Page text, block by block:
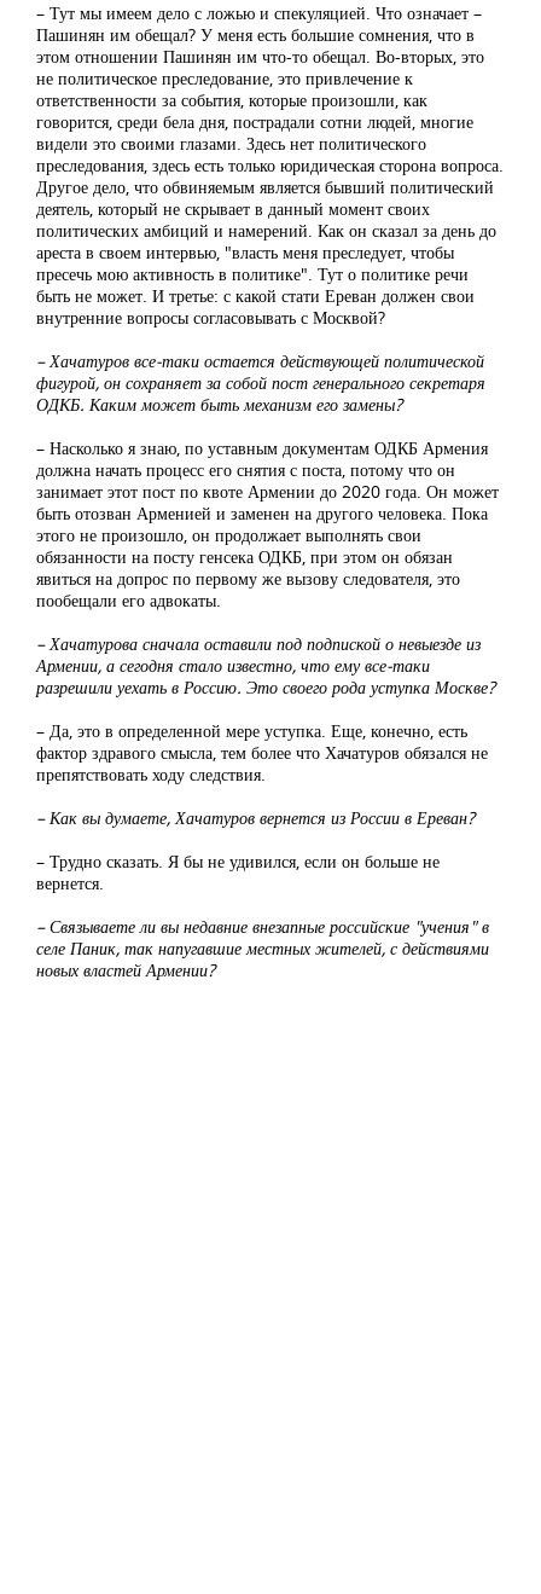
– Тут мы имеем дело с ложью и спекуляцией. Что означает –
Пашинян им обещал? У меня есть большие сомнения, что в
этом отношении Пашинян им что-то обещал. Во-вторых, это
не политическое преследование, это привлечение к
ответственности за события, которые произошли, как
говорится, среди бела дня, пострадали сотни людей, многие
видели это своими глазами. Здесь нет политического
преследования, здесь есть только юридическая сторона вопроса.
Другое дело, что обвиняемым является бывший политический
деятель, который не скрывает в данный момент своих
политических амбиций и намерений. Как он сказал за день до
ареста в своем интервью, "власть меня преследует, чтобы
пресечь мою активность в политике". Тут о политике речи
быть не может. И третье: с какой стати Ереван должен свои
внутренние вопросы согласовывать с Москвой?
– Хачатуров все-таки остается действующей политической
фигурой, он сохраняет за собой пост генерального секретаря
ОДКБ. Каким может быть механизм его замены?
– Насколько я знаю, по уставным документам ОДКБ Армения
должна начать процесс его снятия с поста, потому что он
занимает этот пост по квоте Армении до 2020 года. Он может
быть отозван Арменией и заменен на другого человека. Пока
этого не произошло, он продолжает выполнять свои
обязанности на посту генсека ОДКБ, при этом он обязан
явиться на допрос по первому же вызову следователя, это
пообещали его адвокаты.
– Хачатурова сначала оставили под подпиской о невыезде из
Армении, а сегодня стало известно, что ему все-таки
разрешили уехать в Россию. Это своего рода уступка Москве?
– Да, это в определенной мере уступка. Еще, конечно, есть
фактор здравого смысла, тем более что Хачатуров обязался не
препятствовать ходу следствия.
– Как вы думаете, Хачатуров вернется из России в Ереван?
– Трудно сказать. Я бы не удивился, если он больше не
вернется.
– Связываете ли вы недавние внезапные российские "учения" в
селе Паник, так напугавшие местных жителей, с действиями
новых властей Армении?